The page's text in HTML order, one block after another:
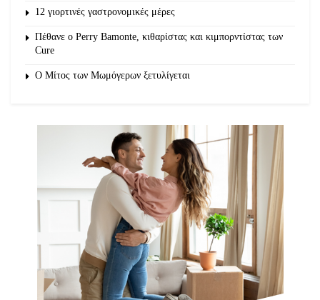
12 γιορτινές γαστρονομικές μέρες
Πέθανε ο Perry Bamonte, κιθαρίστας και κιμπορντίστας των
Cure
O Μίτος των Μωμόγερων ξετυλίγεται